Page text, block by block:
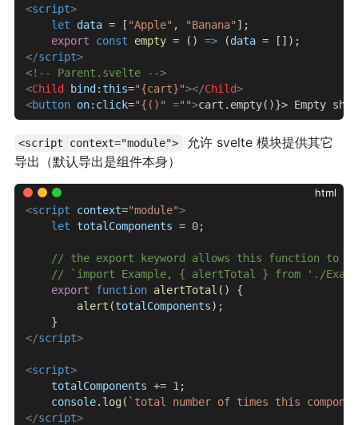
<script>
    let
data = [ "Apple" , "Banana" ];
    export
const empty = () => (data = []);
</script>
<!-- Parent.svelte -->
<Child bind:this="{cart}"></Child>
<button on:click="{()" ="">cart.empty()}> Empty
<script context="module">
允许 svelte 模块提供其它
导出（默认导出是组件本身）
html
<script context="module">
    let
totalComponents = 0;
// the export keyword allows this function to
// `import Example, { alertTotal } from './
    export
function alertTotal () {
        alert
(totalComponents);
    }
</script>
<script>
    totalComponents
+= 1 ;
    console
. log( `total number of times this
</script>